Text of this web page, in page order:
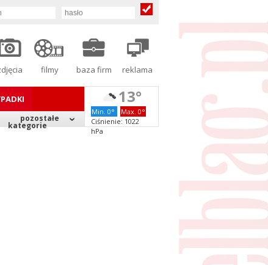
filmy baza firm reklama
pozostałe
kategorie
13°
Min. 0°
Max. 0°
Ciśnienie: 1022
hPa